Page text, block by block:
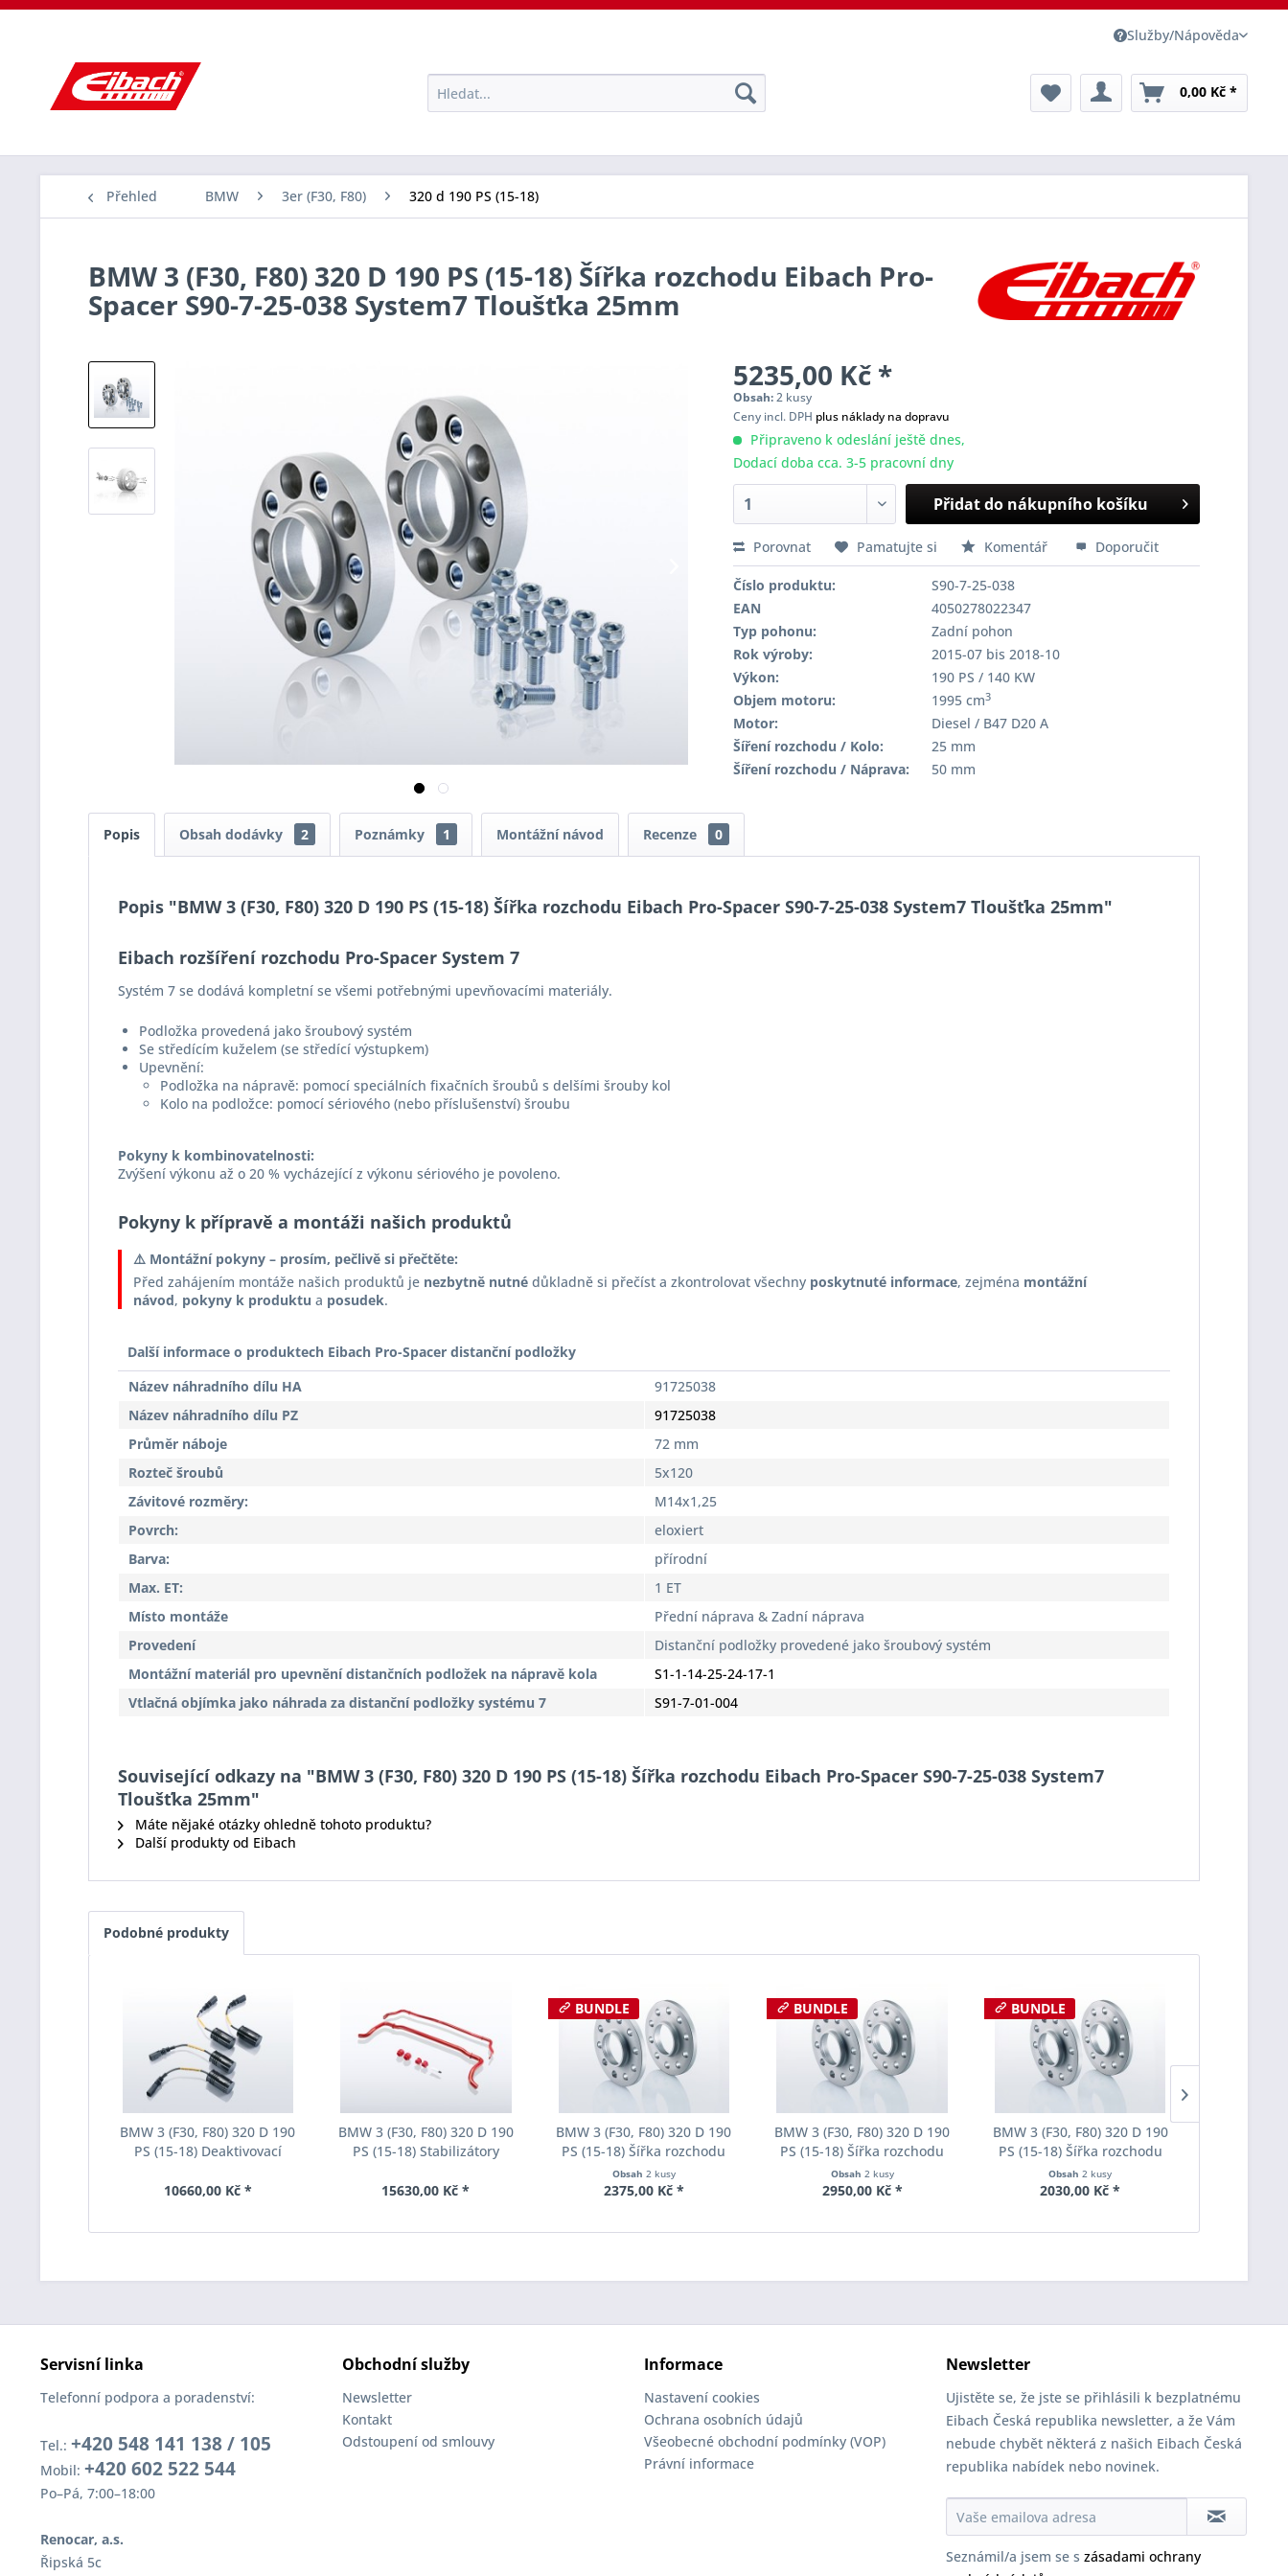
Služby/Nápověda
0,00 Kč *
Přehled BMW 3er (F30, F80) 320 d 190 PS (15-18)
BMW 3 (F30, F80) 320 D 190 PS (15-18) Šířka rozchodu Eibach Pro-
Spacer S90-7-25-038 System7 Tloušťka 25mm
5235,00 Kč *
Obsah:2 kusy
Ceny incl. DPH plus náklady na dopravu
Připraveno k odeslání ještě dnes,
Dodací doba cca. 3-5 pracovní dny
Přidat do nákupního košíku
Porovnat Pamatujte si Komentář Doporučit
Číslo produktu:
S90-7-25-038
EAN
4050278022347
Typ pohonu:
Zadní pohon
Rok výroby:
2015-07 bis 2018-10
Výkon:
190 PS / 140 KW
Objem motoru:
1995 cm3
Motor:
Diesel / B47 D20 A
Šíření rozchodu / Kolo:
25 mm
Šíření rozchodu / Náprava:
50 mm
Popis Obsah dodávky 2 Poznámky 1 Montážní návod Recenze 0
Popis "BMW 3 (F30, F80) 320 D 190 PS (15-18) Šířka rozchodu Eibach Pro-Spacer S90-7-25-038 System7 Tloušťka 25mm"
Eibach rozšíření rozchodu Pro-Spacer System 7
Systém 7 se dodává kompletní se všemi potřebnými upevňovacími materiály.
Podložka provedená jako šroubový systém
Se středícím kuželem (se středící výstupkem)
Upevnění:
Podložka na nápravě: pomocí speciálních fixačních šroubů s delšími šrouby kol
Kolo na podložce: pomocí sériového (nebo příslušenství) šroubu
Pokyny k kombinovatelnosti:
Zvýšení výkonu až o 20 % vycházející z výkonu sériového je povoleno.
Pokyny k přípravě a montáži našich produktů
⚠️ Montážní pokyny – prosím, pečlivě si přečtěte:
Před zahájením montáže našich produktů je nezbytně nutné důkladně si přečíst a zkontrolovat všechny poskytnuté informace, zejména montážní
návod, pokyny k produktu a posudek.
Další informace o produktech Eibach Pro-Spacer distanční podložky
Název náhradního dílu HA
91725038
Název náhradního dílu PZ
91725038
Průměr náboje
72 mm
Rozteč šroubů
5x120
Závitové rozměry:
M14x1,25
Povrch:
eloxiert
Barva:
přírodní
Max. ET:
1 ET
Místo montáže
Přední náprava & Zadní náprava
Provedení
Distanční podložky provedené jako šroubový systém
Montážní materiál pro upevnění distančních podložek na nápravě kola
S1-1-14-25-24-17-1
Vtlačná objímka jako náhrada za distanční podložky systému 7
S91-7-01-004
Související odkazy na "BMW 3 (F30, F80) 320 D 190 PS (15-18) Šířka rozchodu Eibach Pro-Spacer S90-7-25-038 System7
Tloušťka 25mm"
Máte nějaké otázky ohledně tohoto produktu?
Další produkty od Eibach
Podobné produkty
BMW 3 (F30, F80) 320 D 190
PS (15-18) Deaktivovací
AM65-20-030-01-22
10660,00 Kč *
BMW 3 (F30, F80) 320 D 190
PS (15-18) Stabilizátory
031-02-11
15630,00 Kč *
BUNDLE
BMW 3 (F30, F80) 320 D 190
PS (15-18) Šířka rozchodu
Eibach Pro-Spacer S90-2-10-
004 System2 Tloušťka 10mm
Obsah 2 kusy
2375,00 Kč *
BUNDLE
BMW 3 (F30, F80) 320 D 190
PS (15-18) Šířka rozchodu
Eibach Pro-Spacer S90-2-12-
002 System2 Tloušťka 12mm
Obsah 2 kusy
2950,00 Kč *
BUNDLE
BMW 3 (F30, F80) 320 D 190
PS (15-18) Šířka rozchodu
Eibach Pro-Spacer S90-2-15-
001 System2 Tloušťka 15mm
Obsah2 kusy
2030,00 Kč *
Servisní linka
Telefonní podpora a poradenství:
Tel.: +420 548 141 138 / 105
Mobil: +420 602 522 544
Po–Pá, 7:00–18:00
Renocar, a.s.
Řipská 5c
Obchodní služby
Newsletter
Kontakt
Odstoupení od smlouvy
Informace
Nastavení cookies
Ochrana osobních údajů
Všeobecné obchodní podmínky (VOP)
Právní informace
Newsletter
Ujistěte se, že jste se přihlásili k bezplatnému
Eibach Česká republika newsletter, a že Vám
nebude chybět některá z našich Eibach Česká
republika nabídek nebo novinek.
Seznámil/a jsem se s zásadami ochrany